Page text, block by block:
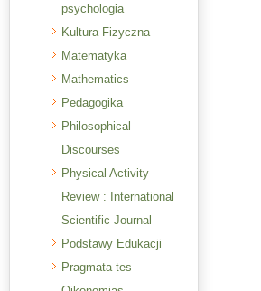
psychologia
Kultura Fizyczna
Matematyka
Mathematics
Pedagogika
Philosophical
Discourses
Physical Activity
Review : International
Scientific Journal
Podstawy Edukacji
Pragmata tes